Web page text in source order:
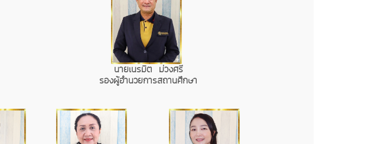
นายเนรมิต ม่วงศรี
รองผู้อำนวยการสถานศึกษา